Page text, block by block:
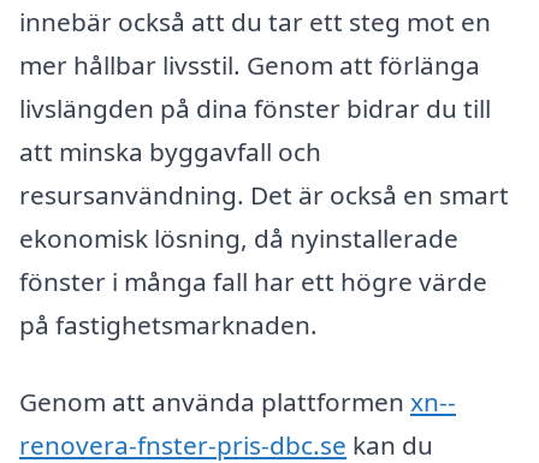
innebär också att du tar ett steg mot en
mer hållbar livsstil. Genom att förlänga
livslängden på dina fönster bidrar du till
att minska byggavfall och
resursanvändning. Det är också en smart
ekonomisk lösning, då nyinstallerade
fönster i många fall har ett högre värde
på fastighetsmarknaden.
Genom att använda plattformen xn--
renovera-fnster-pris-dbc.se kan du